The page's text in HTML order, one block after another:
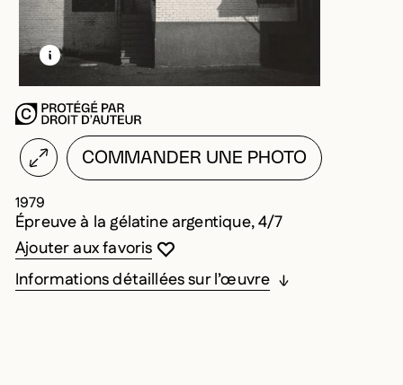
EN SAVOIR PLUS SUR CETTE IMAGE
OUVRIR LA MODALE
COMMANDER UNE PHOTO
1979
Épreuve à la gélatine argentique, 4/7
Vous devez être connecté pour ajouter
Fermer la modale
Ouvrir la modale
Ajouter aux favoris
Informations détaillées sur l’œuvre